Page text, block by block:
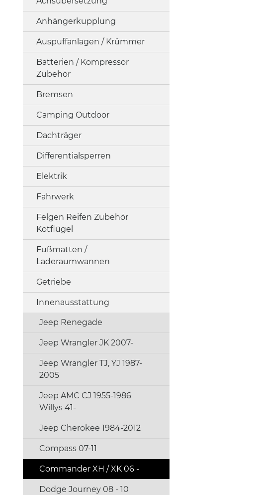
Anhängerkupplung
Auspuffanlagen / Krümmer
Batterien / Kompressor
Zubehör
Bremsen
Camping Outdoor
Dachträger
Differentialsperren
Elektrik
Fahrwerk
Felgen Reifen Zubehör
Kotflügel
Fußmatten /
Laderaumwannen
Getriebe
Innenausstattung
Jeep Renegade
Jeep Wrangler JK 2007-
Jeep Wrangler TJ, YJ 1987-
2005
Jeep AMC CJ 1955-1986
Willys 41-
Jeep Cherokee 1984-2012
Compass 07-11
Commander XH / XK 06 -
Dodge Journey 08 - 10